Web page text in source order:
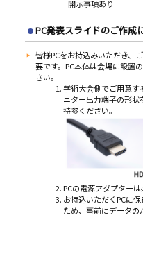
開示事項あり
PC発表スライドのご作成
皆様PCをお持込みいただき、
要です。PC本体は会場に設置
さい。
学術大会側でご用意す
ニター出力端子の形
持参ください。
PCの電源アダプターは
お持込いただくPCに
ため、事前にデータの